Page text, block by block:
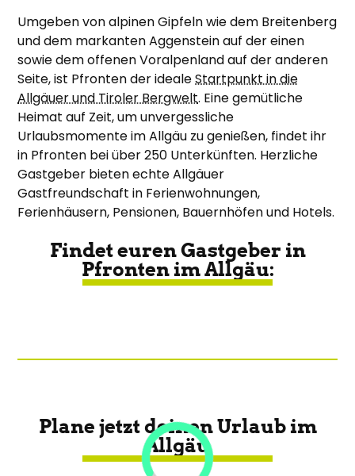
Umgeben von alpinen Gipfeln wie dem Breitenberg
und dem markanten Aggenstein auf der einen
sowie dem offenen Voralpenland auf der anderen
Seite, ist Pfronten der idealeStartpunkt in die
Allgäuer und Tiroler Bergwelt. Eine gemütliche
Heimat auf Zeit, um unvergessliche
Urlaubsmomente im Allgäu zu genießen, findet ihr
in Pfronten bei über 250 Unterkünften. Herzliche
Gastgeber bieten echte Allgäuer
Gastfreundschaft in Ferienwohnungen,
Ferienhäusern, Pensionen, Bauernhöfen und Hotels.
Findet euren Gastgeber in
Pfronten im Allgäu:
Plane jetzt deinen Urlaub im
Allgäu